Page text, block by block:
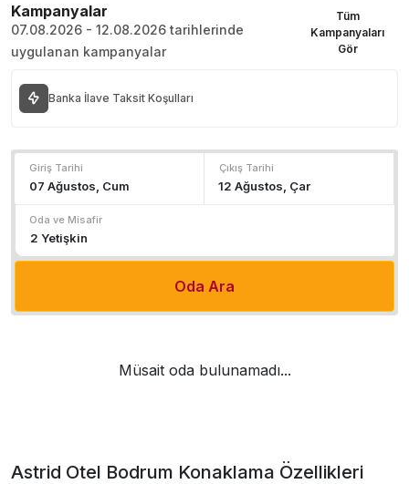
Kampanyalar
07.08.2026 - 12.08.2026 tarihlerinde
uygulanan kampanyalar
Tüm
Kampanyaları
Gör
Banka İlave Taksit Koşulları
Giriş Tarihi Çıkış Tarihi
Oda ve Misafir
Oda Ara
Müsait oda bulunamadı...
Astrid Otel Bodrum Konaklama Özellikleri